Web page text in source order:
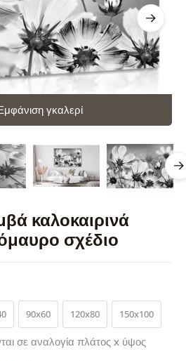
καλοκαιρινά
σχέδιο
γκαλερί
90x60 120x80 150x100
σε αναλογία πλάτος x ύψος